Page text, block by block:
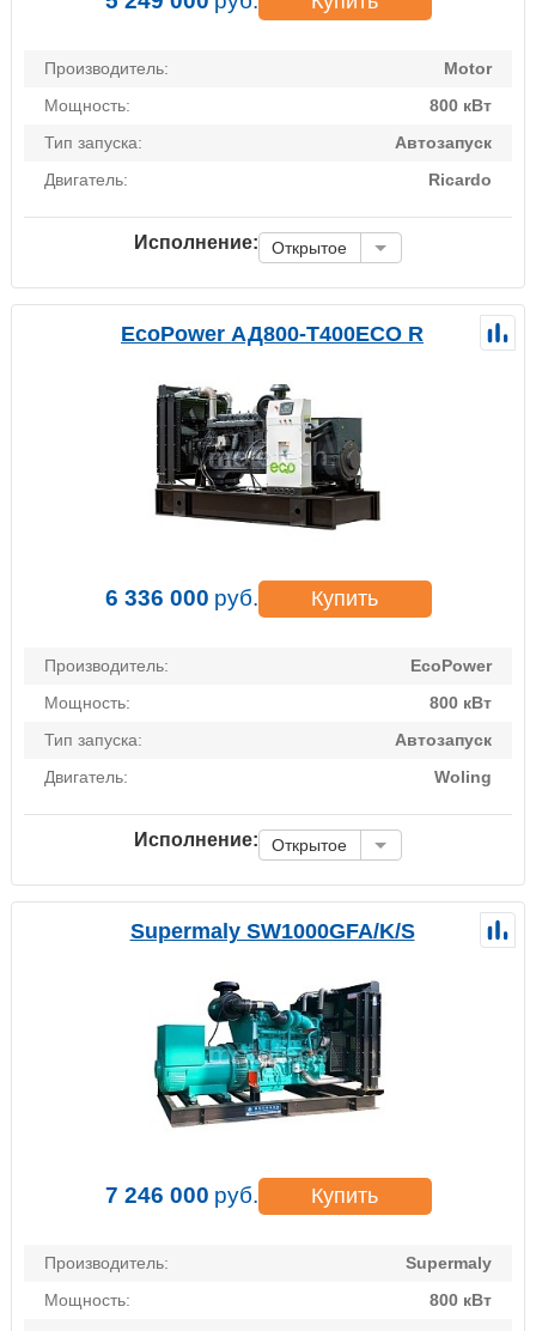
Производитель:
Motor
Мощность:
800 кВт
Тип запуска:
Автозапуск
Двигатель:
Ricardo
Исполнение: Открытое
EcoPower АД800-T400ECO R
6 336 000 руб. Купить
Производитель:
EcoPower
Мощность:
800 кВт
Тип запуска:
Автозапуск
Двигатель:
Woling
Исполнение: Открытое
Supermaly SW1000GFA/K/S
7 246 000 руб. Купить
Производитель:
Supermaly
Мощность:
800 кВт